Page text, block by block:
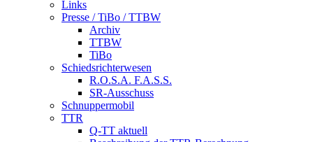
Links
Presse / TiBo / TTBW
Archiv
TTBW
TiBo
Schiedsrichterwesen
R.O.S.A. F.A.S.S.
SR-Ausschuss
Schnuppermobil
TTR
Q-TT aktuell